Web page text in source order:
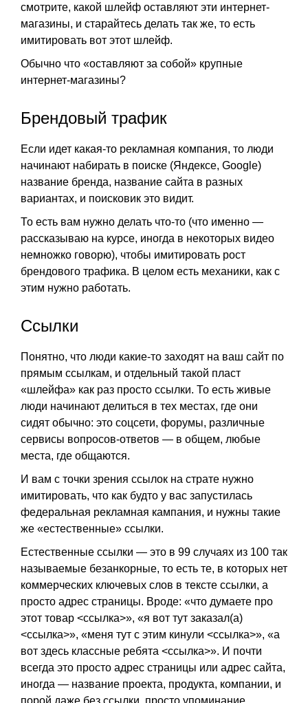
смотрите, какой шлейф оставляют эти интернет-
магазины, и старайтесь делать так же, то есть
имитировать вот этот шлейф.
Обычно что «оставляют за собой» крупные
интернет-магазины?
Брендовый трафик
Если идет какая-то рекламная компания, то люди
начинают набирать в поиске (Яндексе, Google)
название бренда, название сайта в разных
вариантах, и поисковик это видит.
То есть вам нужно делать что-то (что именно —
рассказываю на курсе, иногда в некоторых видео
немножко говорю), чтобы имитировать рост
брендового трафика. В целом есть механики, как с
этим нужно работать.
Ссылки
Понятно, что люди какие-то заходят на ваш сайт по
прямым ссылкам, и отдельный такой пласт
«шлейфа» как раз просто ссылки. То есть живые
люди начинают делиться в тех местах, где они
сидят обычно: это соцсети, форумы, различные
сервисы вопросов-ответов — в общем, любые
места, где общаются.
И вам с точки зрения ссылок на страте нужно
имитировать, что как будто у вас запустилась
федеральная рекламная кампания, и нужны такие
же «естественные» ссылки.
Естественные ссылки — это в 99 случаях из 100 так
называемые безанкорные, то есть те, в которых нет
коммерческих ключевых слов в тексте ссылки, а
просто адрес страницы. Вроде: «что думаете про
этот товар <ссылка>», «я вот тут заказал(а)
<ссылка>», «меня тут с этим кинули <ссылка>», «а
вот здесь классные ребята <ссылка>». И почти
всегда это просто адрес страницы или адрес сайта,
иногда — название проекта, продукта, компании, и
порой даже без ссылки, просто упоминание.